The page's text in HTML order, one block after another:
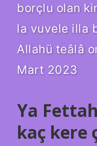
borçlu olan
la vuvele illa
Allahü teâlâ
Mart 2023
Ya
kaç kere